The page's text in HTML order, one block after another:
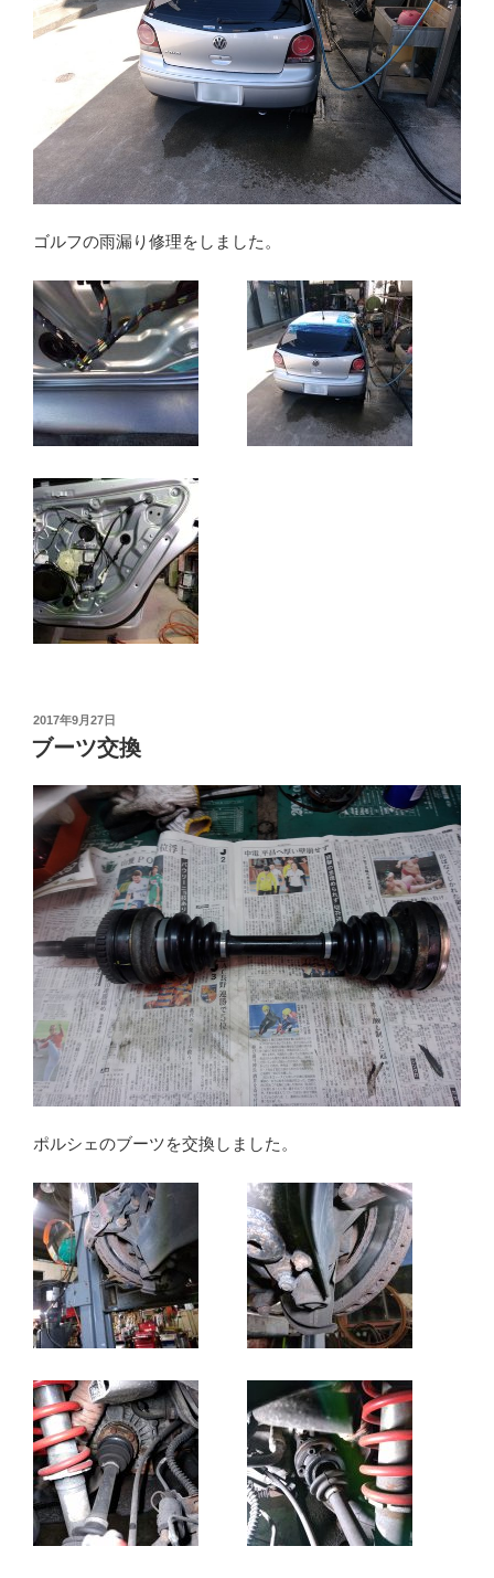
ゴルフの雨漏り修理をしました。
投
稿
日:
2017年9月27日
ブーツ交換
ポルシェのブーツを交換しました。